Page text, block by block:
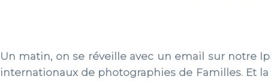
Un matin, on se réveille avec un email sur notre
internationaux de photographies de Familles. Et